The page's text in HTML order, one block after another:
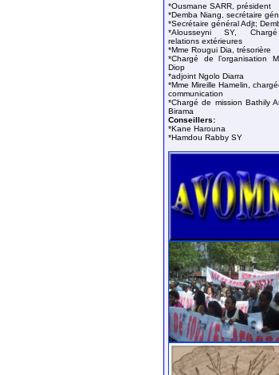
*Ousmane SARR, président
*Demba Niang, secrétaire
*Secrétaire général Adjt;
*Alousseyni SY,
relations extérieures
*Mme Rougui Dia, trésorière
*Chargé de l’organisation
Diop
*adjoint Ngolo Diarra
*Mme Mireille Hamelin,
communication
*Chargé de mission Bathily
Birama
Conseillers:
*Kane Harouna
*Hamdou Rabby SY